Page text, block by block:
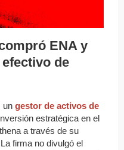
ENA y
de
un gestor de activos de
estratégica en el
a través de su
firma no divulgó el